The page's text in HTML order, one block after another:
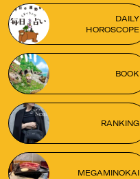
DAILY
HOROSCOPE
BOOK
RANKING
MEGAMINOKAI